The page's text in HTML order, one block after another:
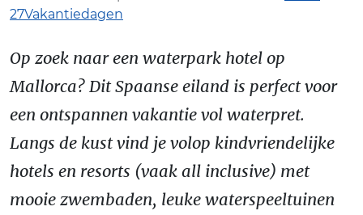
27Vakantiedagen
Op zoek naar een waterpark hotel op
Mallorca? Dit Spaanse eiland is perfect voor
een ontspannen vakantie vol waterpret.
Langs de kust vind je volop kindvriendelijke
hotels en resorts (vaak all inclusive) met
mooie zwembaden, leuke waterspeeltuinen